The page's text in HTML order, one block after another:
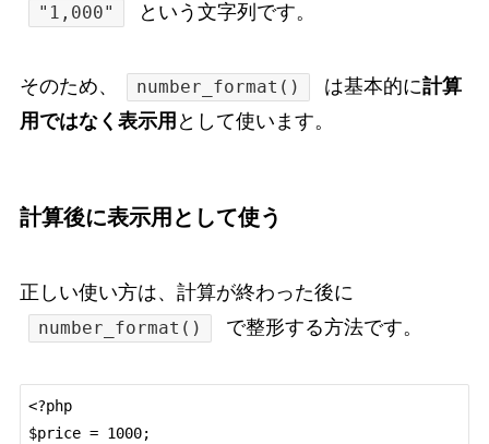
"1,000" という文字列です。
そのため、 number_format() は基本的に計算
用ではなく表示用 として使います。
計算後に表示用として使う
正しい使い方は、計算が終わった後に
number_format() で整形する方法です。
<?php
$price = 1000;